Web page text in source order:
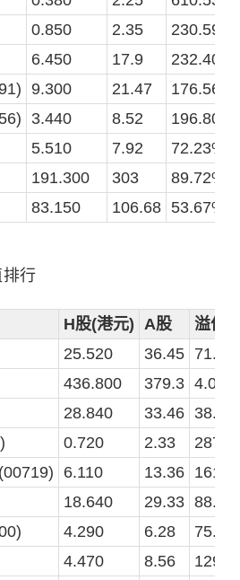
0.850 2.35
230.59%
6.450 17.9
232.40%
9.300 21.47
176.56%
3.440 8.52
196.80%
5.510 7.92
72.23%
191.300 303
89.72%
83.150 106.68 53.67%
行
H股(港元) A股
溢价
25.520 36.45
436.800 379.3 4.01%
28.840 33.46
0.720 2.33
6.110 13.36
18.640 29.33
4.290 6.28
4.470 8.56